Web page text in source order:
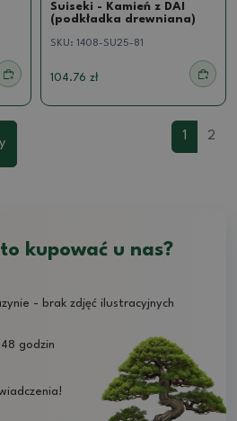
Suiseki - Kamień z DAI
(podkładka drewniana)
SKU: 1408-SU25-81
104.76 zł
1 2
kupować u nas?
- brak zdjęć ilustracyjnych
godzin